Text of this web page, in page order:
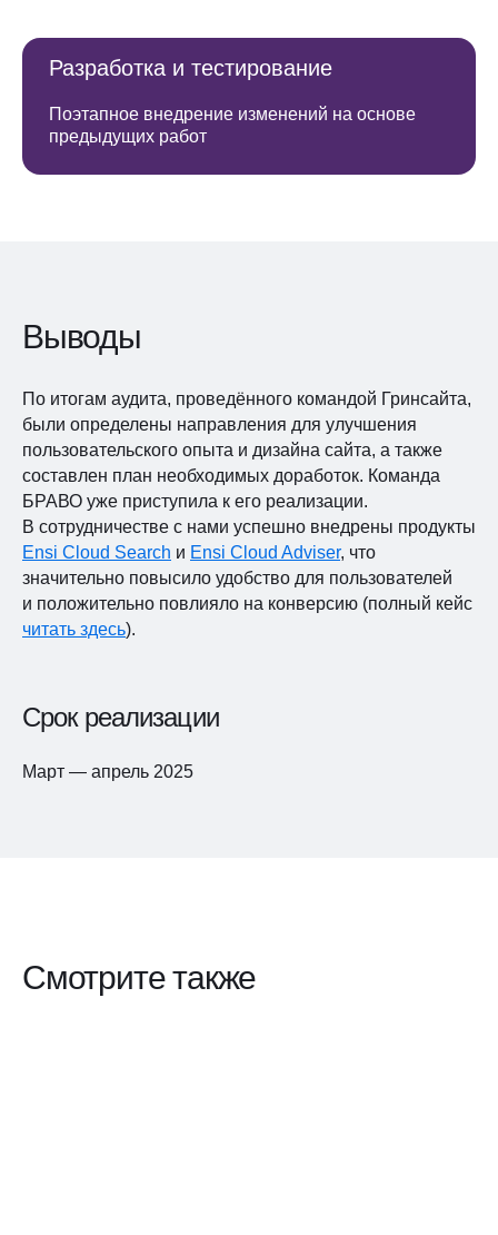
Разработка и тестирование
Поэтапное внедрение изменений на основе
предыдущих работ
Выводы
По итогам аудита, проведённого командой Гринсайта,
были определены направления для улучшения
пользовательского опыта и дизайна сайта, а также
составлен план необходимых доработок. Команда
БРАВО уже приступила к его реализации.
В сотрудничестве с нами успешно внедрены продукты
Ensi Cloud Search и Ensi Cloud Adviser, что
значительно повысило удобство для пользователей
и положительно повлияло на конверсию (полный кейс
читать здесь).
Срок реализации
Март — апрель 2025
Смотрите также